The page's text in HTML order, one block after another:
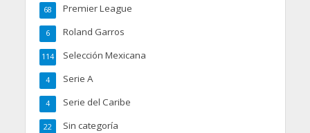
Premier League
68
Roland Garros
6
Selección Mexicana
114
Serie A
4
Serie del Caribe
4
Sin categoría
22